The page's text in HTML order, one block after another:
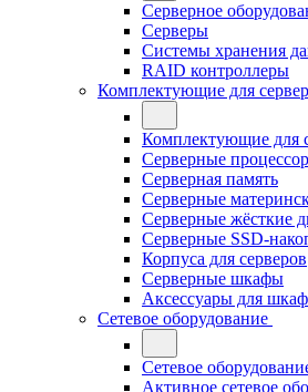
Серверное
Серверы
Системы хранения
RAID контроллеры
Комплектующие для
Комплектующие для
Серверные
Серверная память
Серверные
Серверные жёсткие
Серверные SSD-
Корпуса для серверов
Серверные шкафы
Аксессуары для
Сетевое оборудование
Сетевое
Активное сетевое